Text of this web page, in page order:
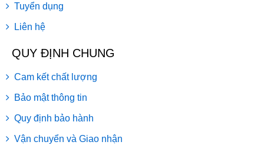
Tuyển dụng
Liên hệ
QUY ĐỊNH CHUNG
Cam kết chất lượng
Bảo mật thông tin
Quy định bảo hành
Vận chuyển và Giao nhận